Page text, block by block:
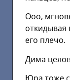
Ооо,
откидывая
его плечо.
Дима